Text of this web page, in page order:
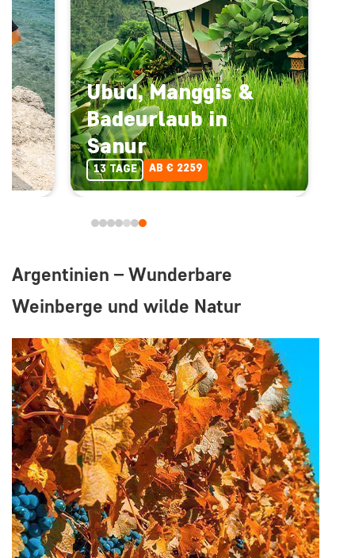
Ubud, Manggis &
Badeurlaub in
Sanur
13 TAGE AB € 2259
Argentinien – Wunderbare
Weinberge und wilde Natur